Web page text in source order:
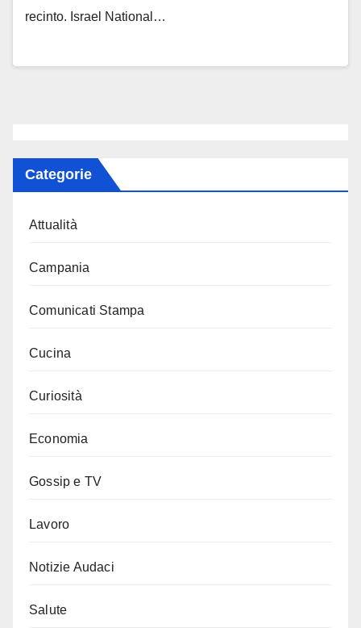
recinto. Israel National…
Categorie
Attualità
Campania
Comunicati Stampa
Cucina
Curiosità
Economia
Gossip e TV
Lavoro
Notizie Audaci
Salute